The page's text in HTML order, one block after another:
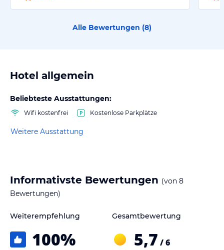
Alle Bewertungen (8)
Hotel allgemein
Beliebteste Ausstattungen:
Wifi kostenfrei Kostenlose Parkplätze
Weitere Ausstattung
Informativste Bewertungen (von 8
Bewertungen)
Weiterempfehlung
100%
Gesamtbewertung
5,7 / 6